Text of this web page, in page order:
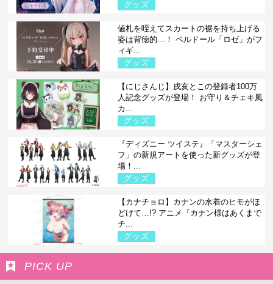
グッズ
値札を咥えてスカートの裾を持ち上げる
姿は背徳的…！ ベルドール「ロゼ」がフ
ィギ...
グッズ
【にじさんじ】戌亥とこの登録者100万
人記念グッズが登場！ お守り＆チェキ風
カ...
グッズ
『ディズニー ツイステ』「マスターシェ
フ」の新規アートを使った新グッズが登
場！...
グッズ
【カナチョロ】カナンの水着のヒモがほ
どけて…!? アニメ『カナン様はあくまで
チ...
グッズ
PICK UP